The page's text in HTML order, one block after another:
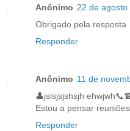
Anônimo 22 de
Obrigado pela resposta
Responder
Anônimo 11 de
👤jsisjsjshsjh
Estou a pensar
Responder